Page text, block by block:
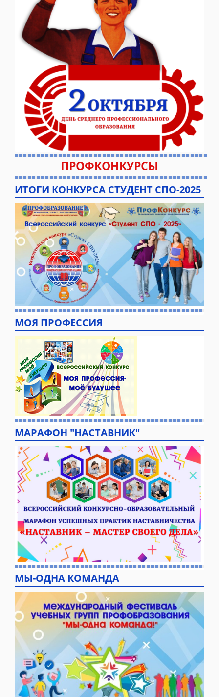
ПРОФКОНКУРСЫ
ИТОГИ КОНКУРСА СТУДЕНТ СПО-2025
МОЯ ПРОФЕССИЯ
МАРАФОН "НАСТАВНИК"
МЫ-ОДНА КОМАНДА